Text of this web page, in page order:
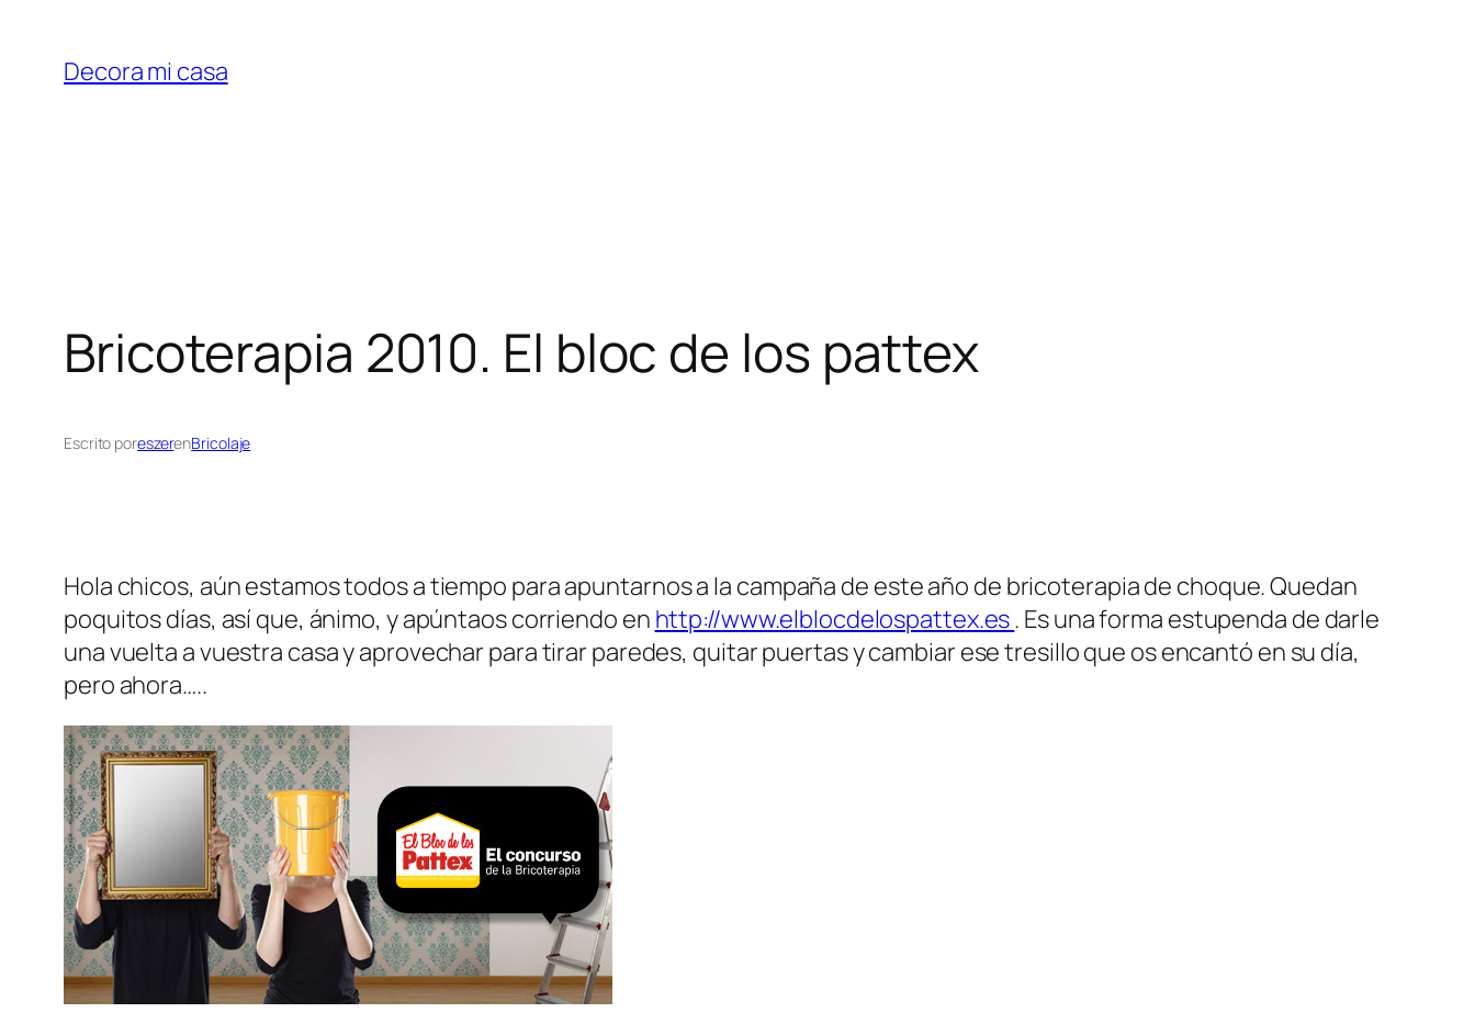
contenido
Decora mi casa
Bricoterapia 2010. El bloc de los pattex
Escrito poreszerenBricolaje
Hola chicos, aún estamos todos a tiempo para apuntarnos a la campaña de este año de bricoterapia de choque. Quedan
poquitos días, así que, ánimo, y apúntaos corriendo en http://www.elblocdelospattex.es. Es una forma estupenda de darle
una vuelta a vuestra casa y aprovechar para tirar paredes, quitar puertas y cambiar ese tresillo que os encantó en su día,
pero ahora…..